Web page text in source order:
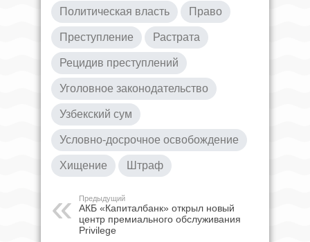
Политическая власть Право
Преступление Растрата
Рецидив преступлений
Уголовное законодательство
Узбекский сум
Условно-досрочное освобождение
Хищение Штраф
Предыдущий
АКБ «Капиталбанк» открыл новый
центр премиального обслуживания
Privilege